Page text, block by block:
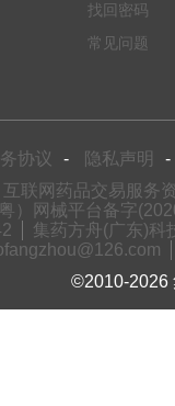
找回密码
常见问题
协议 - 隐私声明
-
互联网药品交易服务
）网械平台备字
集药方舟(广东)科
©2010-2026